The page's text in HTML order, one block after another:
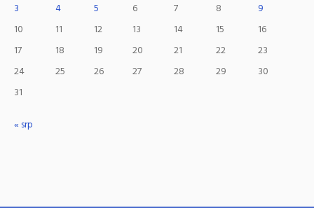
3
4 5 6 7 8
9
10
11 12 13 14 15
16
17
18 19 20 21 22
23
24
25 26 27 28 29
30
31
« srp